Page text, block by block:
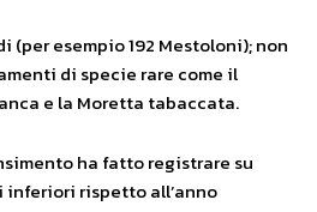
(per esempio 192 Mestoloni); non
di specie rare come il
e la Moretta tabaccata.
ha fatto registrare su
rispetto all’anno